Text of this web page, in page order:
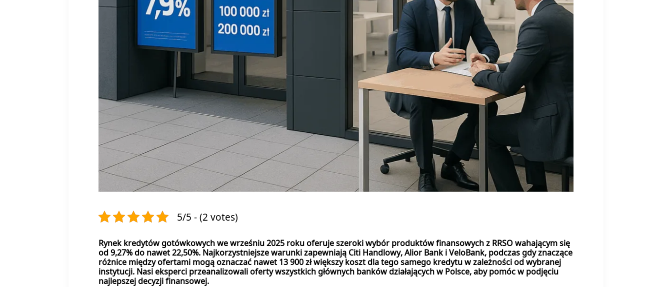
5/5 - (2 votes)
Rynek kredytów gotówkowych we wrześniu 2025 roku oferuje szeroki wybór produktów finansowych z RRSO wahającym się
od 9,27% do nawet 22,50%. Najkorzystniejsze warunki zapewniają Citi Handlowy, Alior Bank i VeloBank, podczas gdy znaczące
różnice między ofertami mogą oznaczać nawet 13 900 zł większy koszt dla tego samego kredytu w zależności od wybranej
instytucji. Nasi eksperci przeanalizowali oferty wszystkich głównych banków działających w Polsce, aby pomóc w podjęciu
najlepszej decyzji finansowej.